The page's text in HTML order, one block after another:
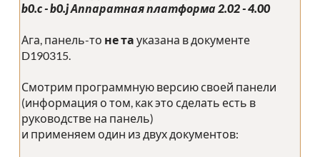
b0.c - b0.j Аппаратная платформа 2.02 - 4.00
Ага, панель-то не та указана в документе
D190315.
Смотрим программную версию своей панели
(информация о том, как это сделать есть в
руководстве на панель)
и применяем один из двух документов: